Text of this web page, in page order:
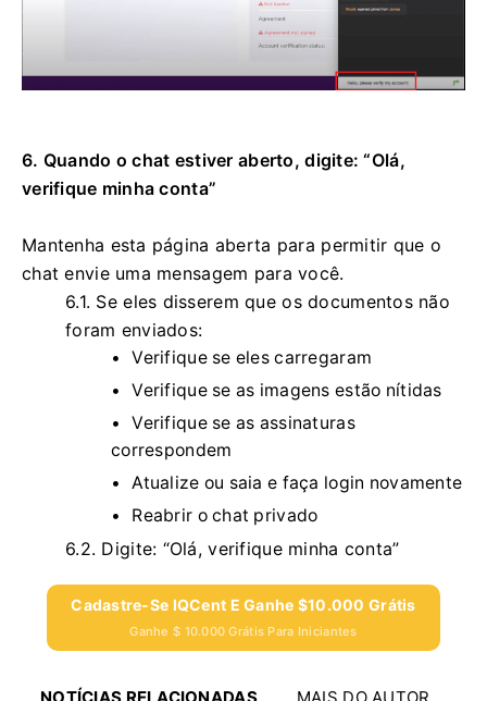
6. Quando o chat estiver aberto, digite: “Olá,
verifique minha conta”
Mantenha esta página aberta para permitir que o
chat envie uma mensagem para você.
6.1. Se eles disserem que os documentos não
foram enviados:
Verifique se eles carregaram
Verifique se as imagens estão nítidas
Verifique se as assinaturas
correspondem
Atualize ou saia e faça login novamente
Reabrir o chat privado
6.2. Digite: “Olá, verifique minha conta”
Cadastre-Se IQCent E Ganhe $10.000 Grátis
Ganhe $ 10.000 Grátis Para Iniciantes